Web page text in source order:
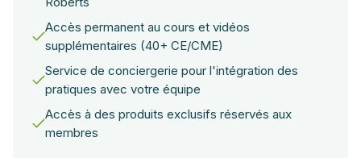
Accès permanent au cours et vidéos
supplémentaires (40+ CE/CME)
Service de conciergerie pour l'intégration des
pratiques avec votre équipe
Accès à des produits exclusifs réservés aux
membres